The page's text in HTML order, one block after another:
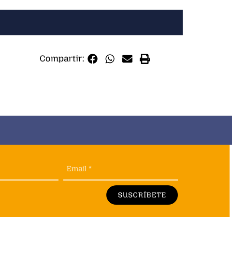
Compartir:
Email *
SUSCRÍBETE